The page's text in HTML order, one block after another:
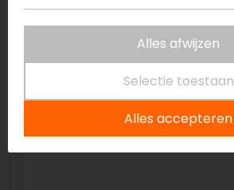
LinkedIn profiel
Alles afwijzen
Selectie toestaan
Alles accepteren